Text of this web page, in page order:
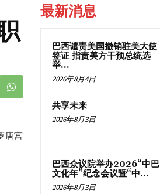
唐宫
最新消息
巴西谴责美国撤销驻美大使
签证 指责美方干预总统选
举...
2026年8月4日
共享未来
2026年8月3日
巴西众议院举办2026“中巴
文化年”纪念会议暨“中...
2026年8月3日